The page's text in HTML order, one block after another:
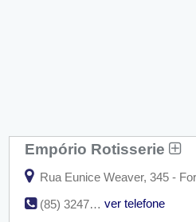
Empório Rotisserie
Rua Eunice Weaver, 345 -
(85) 3247-5011
ver telefone